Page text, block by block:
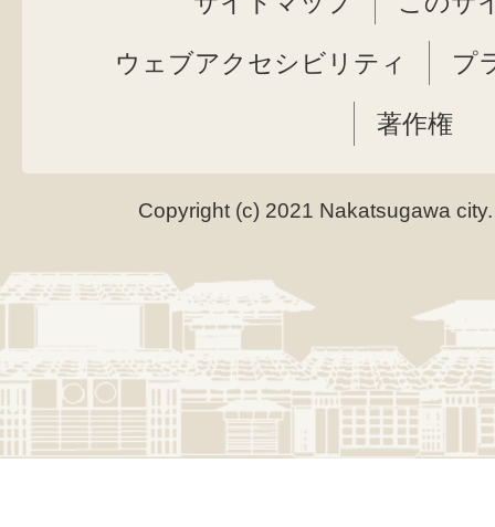
ウェブアクセシビリティ プ
著作権
Copyright (c) 2021 Nakatsugawa